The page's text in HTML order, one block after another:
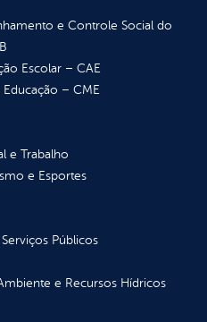
e Controle Social do
Escolar – CAE
– CME
e Trabalho
e Esportes
Públicos
e Recursos Hídricos